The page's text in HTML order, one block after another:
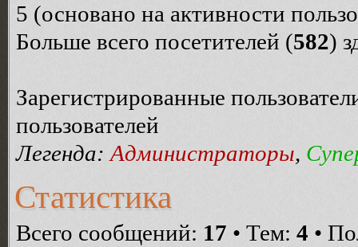
5 (основано на активности
Больше всего посетителей (582)
Зарегистрированные
пользователей
Легенда: Администраторы,
Статистика
Всего сообщений: 17 • Тем: 4 •